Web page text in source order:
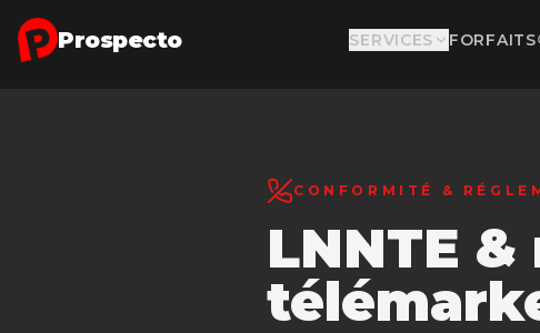
Aller au contenu principal
Prospecto SERVICES FORFAITS
CONFORMITÉ &
LNNTE